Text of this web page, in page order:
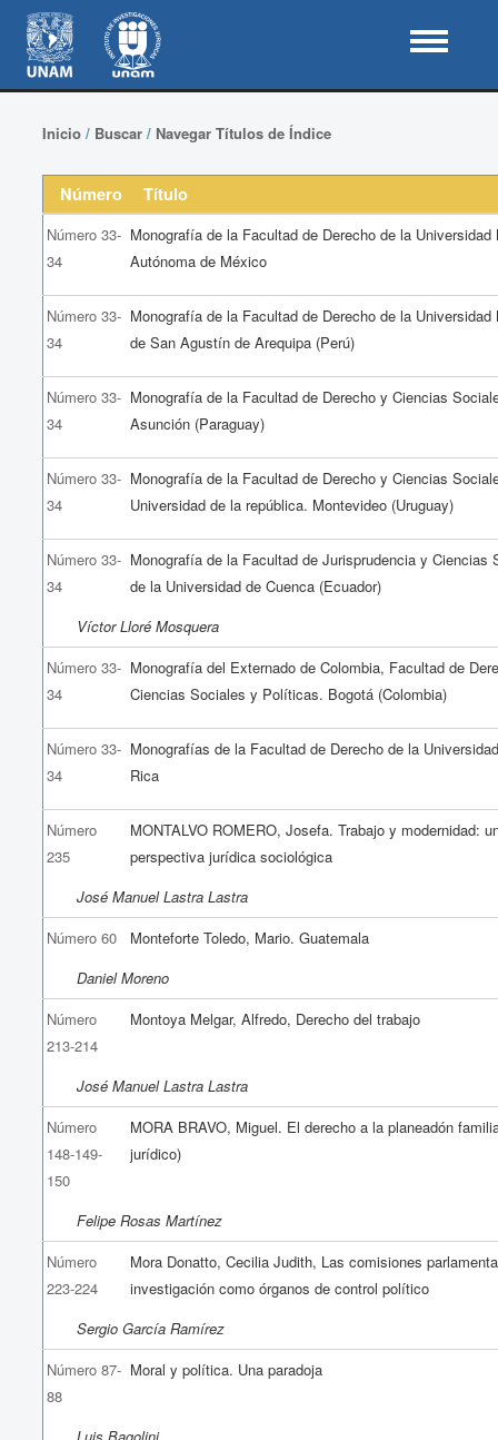
Inicio/ Buscar/ Navegar Títulos de Índice
Número Título
Número 33-
34
Monografía de la Facultad de Derecho de la Universidad
Autónoma de México
Número 33-
34
Monografía de la Facultad de Derecho de la Universidad
de San Agustín de Arequipa (Perú)
Número 33-
34
Monografía de la Facultad de Derecho y Ciencias
Asunción (Paraguay)
Número 33-
34
Monografía de la Facultad de Derecho y Ciencias
Universidad de la república. Montevideo (Uruguay)
Número 33-
34
Monografía de la Facultad de Jurisprudencia y Ciencias
de la Universidad de Cuenca (Ecuador)
Víctor Lloré Mosquera
Número 33-
34
Monografía del Externado de Colombia, Facultad de
Ciencias Sociales y Políticas. Bogotá (Colombia)
Número 33-
34
Monografías de la Facultad de Derecho de la
Rica
Número
235
MONTALVO ROMERO, Josefa. Trabajo y modernidad:
perspectiva jurídica sociológica
José Manuel Lastra Lastra
Número 60
Monteforte Toledo, Mario. Guatemala
Daniel Moreno
Número
213-214
Montoya Melgar, Alfredo, Derecho del trabajo
José Manuel Lastra Lastra
Número
148-149-
150
MORA BRAVO, Miguel. El derecho a la planeadón
jurídico)
Felipe Rosas Martínez
Número
223-224
Mora Donatto, Cecilia Judith, Las comisiones
investigación como órganos de control político
Sergio García Ramírez
Número 87-
88
Moral y política. Una paradoja